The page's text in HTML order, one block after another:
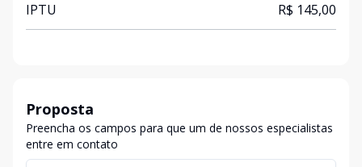
IPTU R$ 145,00
Proposta
Preencha os campos para que um de nossos especialistas
entre em contato